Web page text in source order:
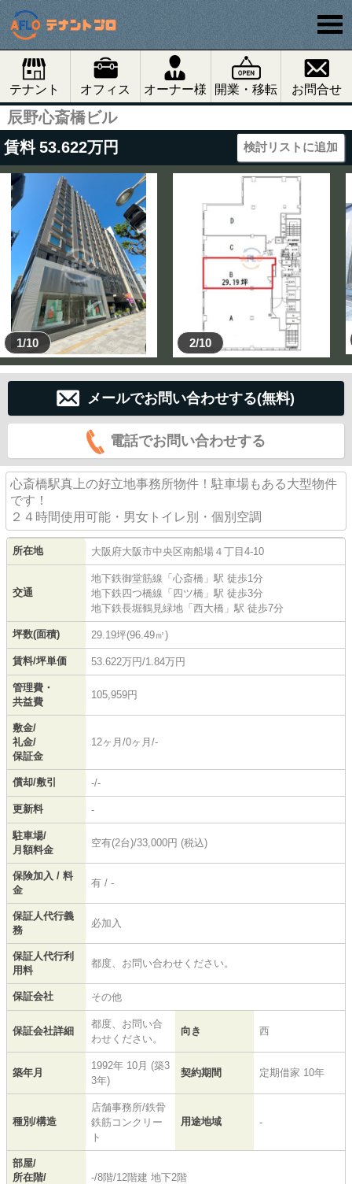
テナント オフィス オーナー様 開業・移転 お問合せ
辰野心斎橋ビル
賃料 53.622万円 検討リストに追加
1/10 2/10
メールでお問い合わせする(無料)
電話でお問い合わせする
心斎橋駅真上の好立地事務所物件！駐車場もある大型物件
です！
２４時間使用可能・男女トイレ別・個別空調
所在地 大阪府大阪市中央区南船場 ４丁目4-10
交通
地下鉄御堂筋線 「心斎橋 」駅 徒歩1分
地下鉄四つ橋線 「四ツ橋 」駅 徒歩3分
地下鉄長堀鶴見緑地 「西大橋 」駅 徒歩7分
坪数(面積) 29.19坪(96.49㎡)
賃料/坪単価 53.622万円/1.84万円
管理費・
共益費
105,959円
敷金/
礼金/
保証金
12ヶ月/0ヶ月/-
償却/敷引 -/-
更新料 -
駐車場/
月額料金
空有(2台)/33,000円 (税込)
保険加入 / 料
金
有 / -
保証人代行義
務
必加入
保証人代行利
用料
都度、お問い合わせください。
保証会社 その他
保証会社詳細
都度、お問い合
わせください。
向き 西
築年月
1992年 10月 (築3
3年)
契約期間 定期借家 10年
種別/構造
店舗事務所/鉄骨
鉄筋コンクリー
ト
用途地域 -
部屋/
所在階/
-/8階/12階建 地下2階